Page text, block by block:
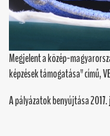
Megjelent a közép-
képzések támogatása" című,
A pályázatok benyújtása